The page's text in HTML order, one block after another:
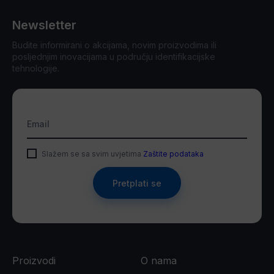
Proizvodi O nama
Newsletter
Budite informirani o akcijama, novim proizvodima ili
posljednjim inovacijama u području identifikacijske
tehnologije.
Email
Slažem se sa svim uvjetima Zaštite podataka
Pretplati se